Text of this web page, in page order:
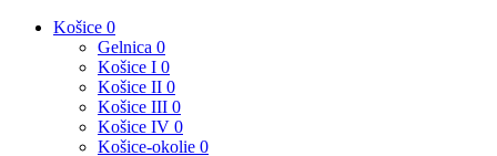
Košice 0
Gelnica 0
Košice I 0
Košice II 0
Košice III 0
Košice IV 0
Košice-okolie 0